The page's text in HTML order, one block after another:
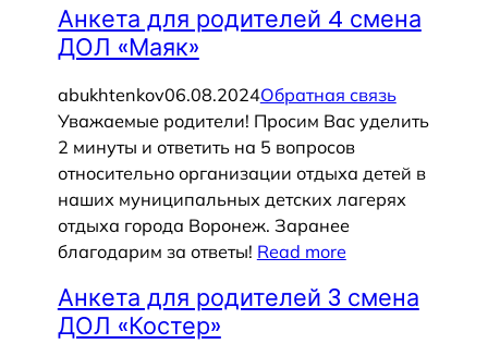
Анкета для родителей 4 смена
ДОЛ «Маяк»
abukhtenkov06.08.2024Обратная связь
Уважаемые родители! Просим Вас уделить
2 минуты и ответить на 5 вопросов
относительно организации отдыха детей в
наших муниципальных детских лагерях
отдыха города Воронеж. Заранее
благодарим за ответы! Read more
Анкета для родителей 3 смена
ДОЛ «Костер»